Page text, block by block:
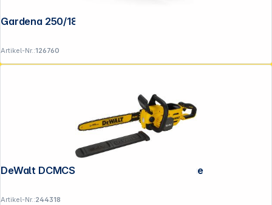
Artikel-Nr.:126760
DeWalt DCMCS574N-XJ Akku-Kettensäge
Artikel-Nr.:244318